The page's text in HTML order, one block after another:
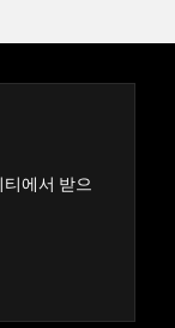
에서 받으